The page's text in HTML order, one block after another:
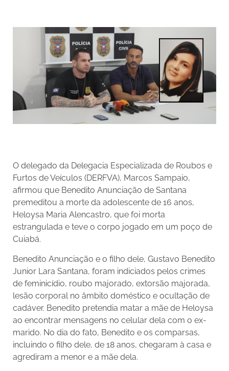
O delegado da Delegacia Especializada de Roubos e
Furtos de Veículos (DERFVA), Marcos Sampaio,
afirmou que Benedito Anunciação de Santana
premeditou a morte da adolescente de 16 anos,
Heloysa Maria Alencastro, que foi morta
estrangulada e teve o corpo jogado em um poço de
Cuiabá.
Benedito Anunciação e o filho dele, Gustavo Benedito
Junior Lara Santana, foram indiciados pelos crimes
de feminicídio, roubo majorado, extorsão majorada,
lesão corporal no âmbito doméstico e ocultação de
cadáver. Benedito pretendia matar a mãe de Heloysa
ao encontrar mensagens no celular dela com o ex-
marido. No dia do fato, Benedito e os comparsas,
incluindo o filho dele, de 18 anos, chegaram à casa e
agrediram a menor e a mãe dela.